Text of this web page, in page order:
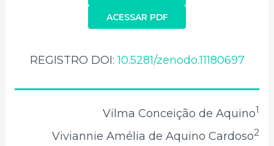
ACESSAR PDF
REGISTRO DOI:10.5281/zenodo.11180697
Vilma Conceição de Aquino1
Viviannie Amélia de Aquino Cardoso2